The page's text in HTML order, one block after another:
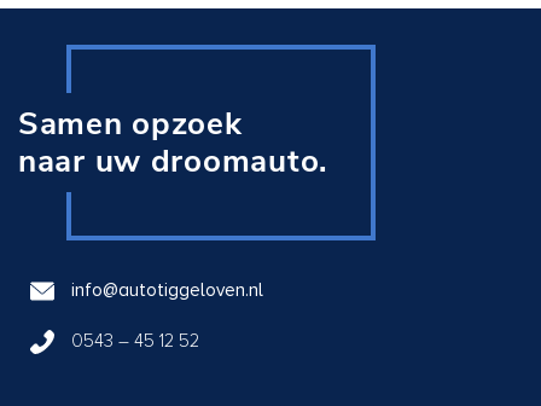
Samen opzoek
naar uw droomauto.
info@autotiggeloven.nl
0543 – 45 12 52